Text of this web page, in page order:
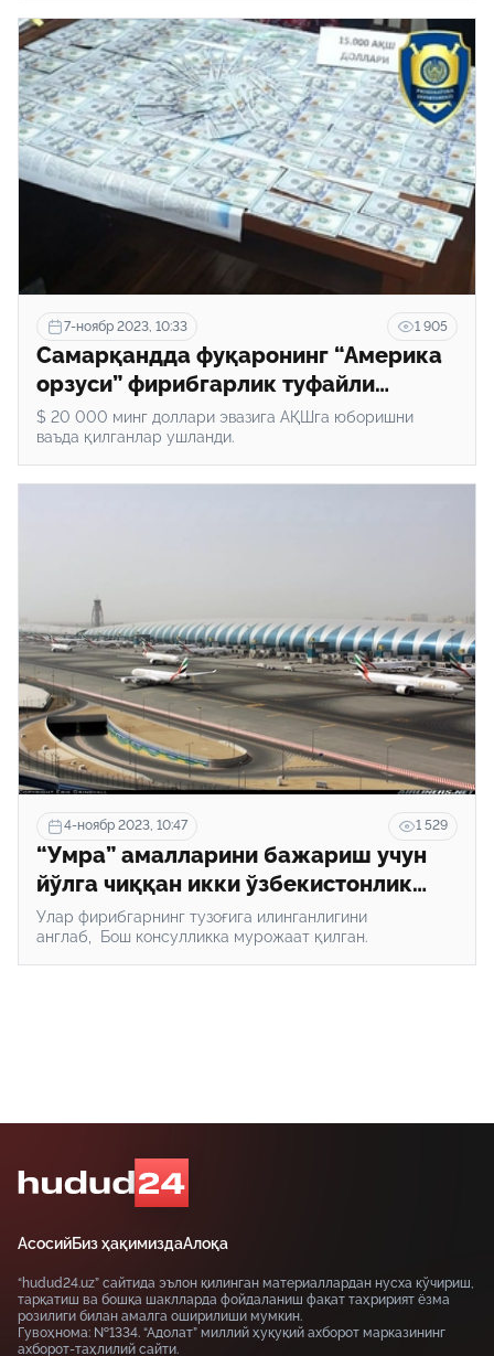
7-ноябр 2023, 10:33 1 905
Самарқандда фуқаронинг “Америка
орзуси” фирибгарлик туфайли
“ушалмади”
$ 20 000 минг доллари эвазига АҚШга юборишни
ваъда қилганлар ушланди.
4-ноябр 2023, 10:47 1 529
“Умра” амалларини бажариш учун
йўлга чиққан икки ўзбекистонлик
Дубайда қолдириб кетилди
Улар фирибгарнинг тузоғига илинганлигини
англаб, Бош консулликка мурожаат қилган.
АсосийБиз ҳақимиздаАлоқа
“hudud24.uz” сайтида эълон қилинган материаллардан нусха кўчириш,
тарқатиш ва бошқа шаклларда фойдаланиш фақат таҳририят ёзма
розилиги билан амалга оширилиши мумкин.
Гувоҳнома: №1334. “Адолат” миллий ҳуқуқий ахборот марказининг
ахборот-таҳлилий сайти.